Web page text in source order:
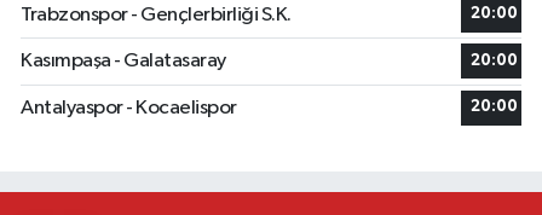
Trabzonspor - Gençlerbirliği S.K. 20:00
Kasımpaşa - Galatasaray 20:00
Antalyaspor - Kocaelispor 20:00